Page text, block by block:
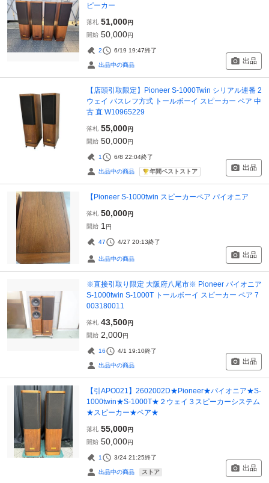
ピーカー
落札 51,000円
開始 50,000円
2 6/19 19:47終了
出品中の商品 出品
【店頭引取限定】Pioneer S-1000Twin シリアル連番 2
ウェイ バスレフ方式 トールボーイ スピーカー ペア 中
古 直 W10965229
落札 55,000円
開始 50,000円
1 6/8 22:04終了
出品中の商品 年間ベストストア 出品
【Pioneer S-1000twin スピーカーペア パイオニア
落札 50,000円
開始 1 円
47 4/27 20:13終了
出品中の商品 出品
※直接引取り限定 大阪府八尾市※ Pioneer パイオニア
S-1000twin S-1000T トールボーイ スピーカー ペア 7
003180011
落札 43,500円
開始 2,000円
16 4/1 19:10終了
出品中の商品 出品
【引APO021】2602002D★Pioneer★パイオニア★S-
1000twin★S-1000T★２ウェイ３スピーカーシステム
★スピーカー★ペア★
落札 55,000円
開始 50,000円
1 3/24 21:25終了
出品中の商品 ストア 出品